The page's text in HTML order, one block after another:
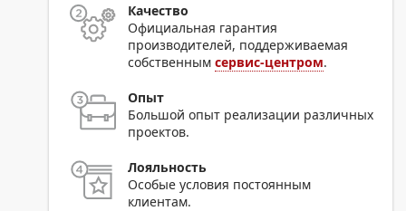
Качество
Официальная гарантия
производителей, поддерживаемая
собственнымсервис-центром.
Опыт
Большой опыт реализации различных
проектов.
Лояльность
Особые условия постоянным
клиентам.